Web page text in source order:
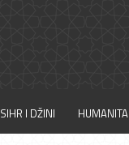
SIHR I DŽINI